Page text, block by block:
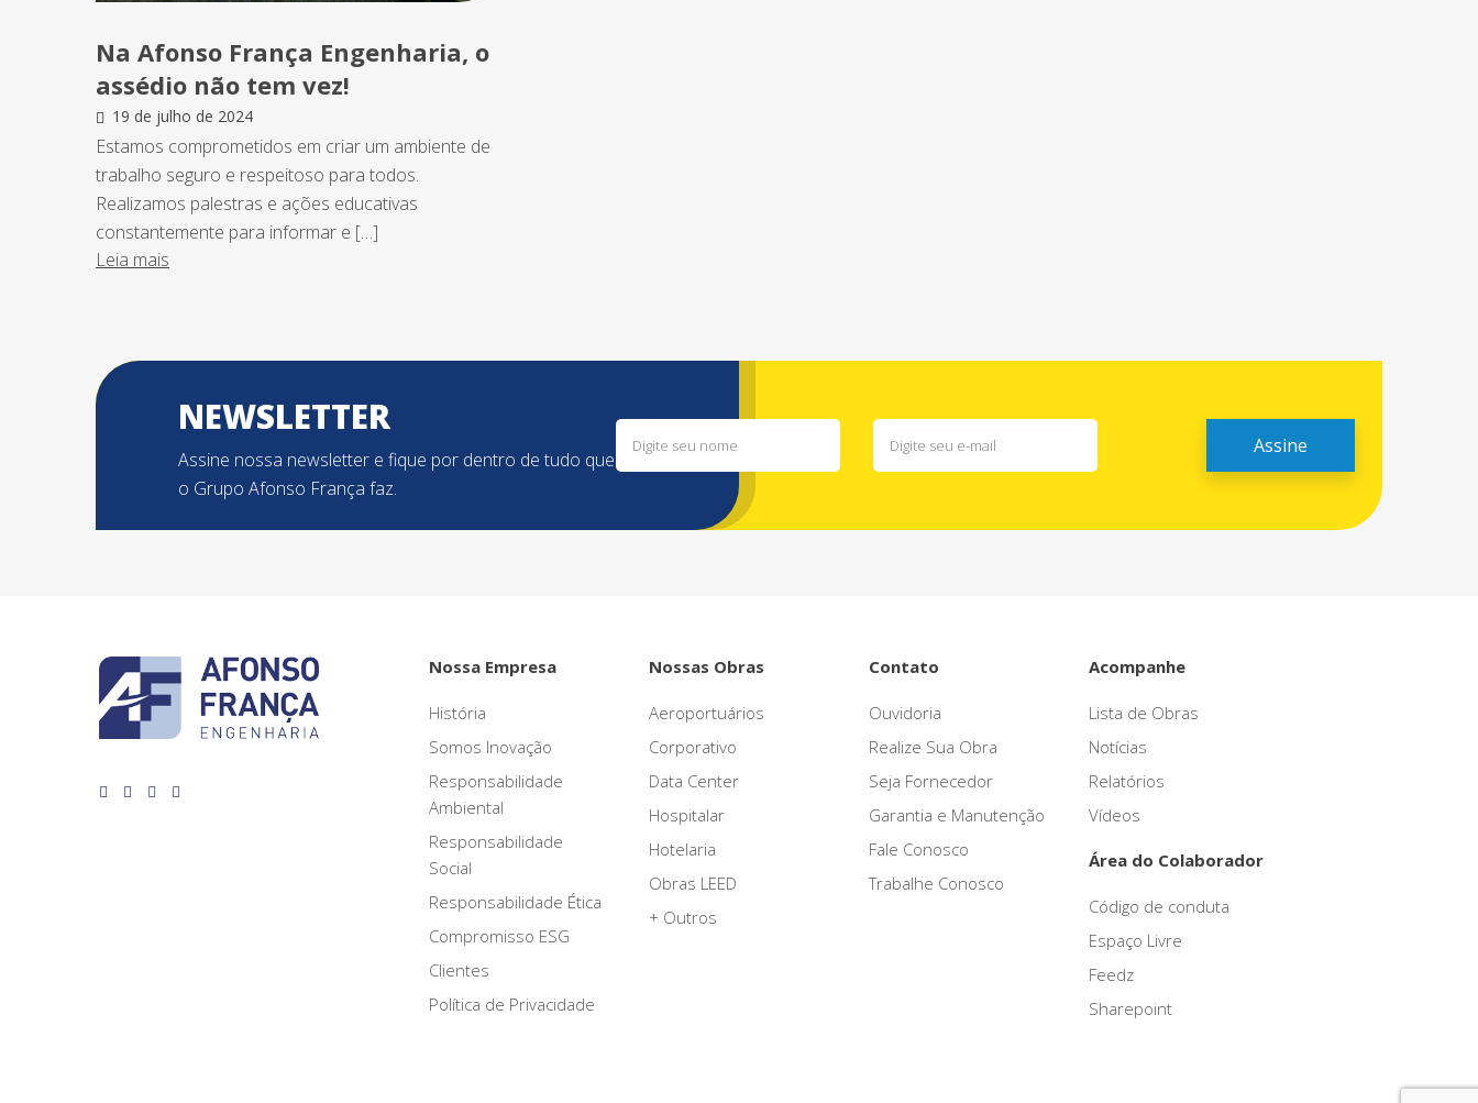
Na Afonso França Engenharia, o
assédio não tem vez!
19 de julho de 2024
Estamos comprometidos em criar um ambiente de
trabalho seguro e respeitoso para todos.
Realizamos palestras e ações educativas
constantemente para informar e […]
Leia mais
NEWSLETTER
Assine nossa newsletter e fique por dentro de tudo que
o Grupo Afonso França faz.
Nossa Empresa
História
Somos Inovação
Responsabilidade
Ambiental
Responsabilidade
Social
Responsabilidade Ética
Compromisso ESG
Clientes
Política de Privacidade
Nossas Obras
Aeroportuários
Corporativo
Data Center
Hospitalar
Hotelaria
Obras LEED
+ Outros
Contato
Ouvidoria
Realize Sua Obra
Seja Fornecedor
Garantia e Manutenção
Fale Conosco
Trabalhe Conosco
Acompanhe
Lista de Obras
Notícias
Relatórios
Vídeos
Área do Colaborador
Código de conduta
Espaço Livre
Feedz
Sharepoint